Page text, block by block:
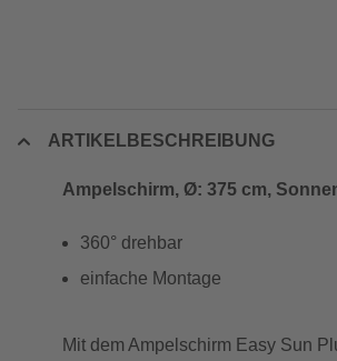
ARTIKELBESCHREIBUNG
Ampelschirm, Ø: 375 cm,
360° drehbar
einfache Montage
Mit dem Ampelschirm Easy Sun